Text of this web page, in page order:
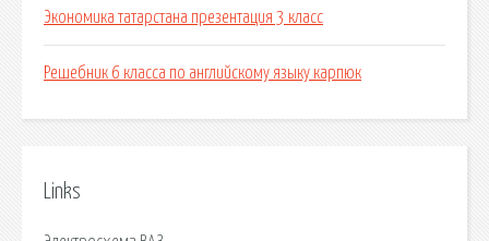
Экономика татарстана презентация 3 класс
Решебник 6 класса по английскому языку карпюк
Links